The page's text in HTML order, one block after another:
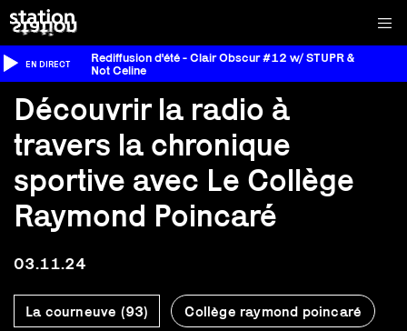
EN DIRECT
Rediffusion d'été - Clair Obscur #12 w/ STUPR &
Not Celine
Découvrir la radio à
travers la chronique
sportive avec Le Collège
Raymond Poincaré
03.11.24
La courneuve (93) Collège raymond poincaré